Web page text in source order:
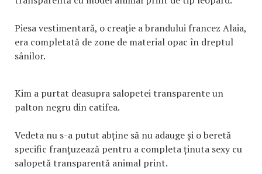
Piesa vestimentară, o creație a brandului francez Alaia,
era completată de zone de material opac în dreptul
sânilor.
Kim a purtat deasupra salopetei transparente un
palton negru din catifea.
Vedeta nu s-a putut abține să nu adauge și o beretă
specific franțuzează pentru a completa ținuta sexy cu
salopetă transparentă animal print.